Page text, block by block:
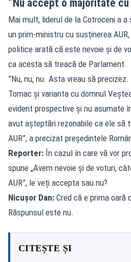
”Nu accept o majoritate cu
Mai mult, liderul de la Cotroceni a
un prim-ministru cu susținerea
politice arată că este nevoie și de
ca acesta să treacă de Parlament.
”Nu, nu, nu. Asta vreau să
Tomac și varianta cu domnul
evident prospective și nu asumate
avut așteptări rezonabile ca ele să
AUR”, a precizat președintele
Reporter: În cazul în care vă vor
spune „Avem nevoie și de voturi,
AUR”, le veți accepta sau nu?
Nicușor Dan: Cred că e prima oară
Răspunsul este nu.
CITEȘTE ȘI